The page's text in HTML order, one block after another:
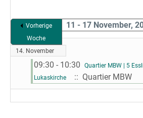
Vorherige
Woche
11 - 17 November,
14. November
09:30 - 10:30
Quartier MBW | 5
Lukaskirche
:: Quartier MBW